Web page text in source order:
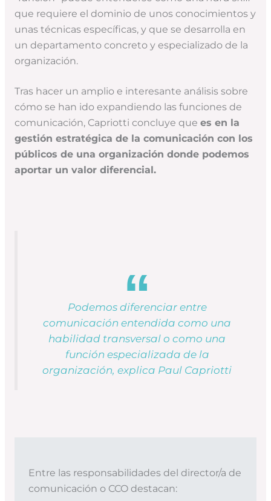
que requiere el dominio de unos conocimientos y
unas técnicas específicas, y que se desarrolla en
un departamento concreto y especializado de la
organización.
Tras hacer un amplio e interesante análisis sobre
cómo se han ido expandiendo las funciones de
comunicación, Capriotti concluye que es en la
gestión estratégica de la comunicación con los
públicos de una organización donde podemos
aportar un valor diferencial.
Podemos diferenciar entre
comunicación entendida como una
habilidad transversal o como una
función especializada de la
organización, explica Paul Capriotti
Entre las responsabilidades del director/a de
comunicación o CCO destacan: